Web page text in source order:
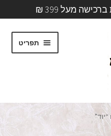
מעל 399 ₪
תפריט